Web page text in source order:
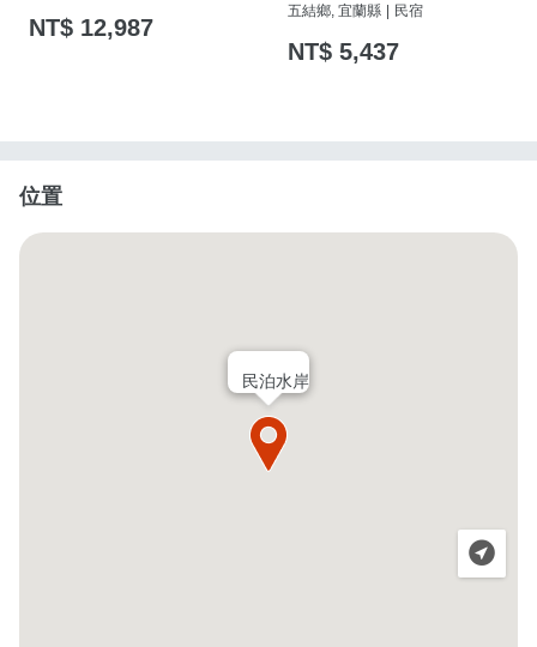
NT$ 12,987
五結鄉, 宜蘭縣 | 民宿
NT$ 5,437
位置
民泊水岸